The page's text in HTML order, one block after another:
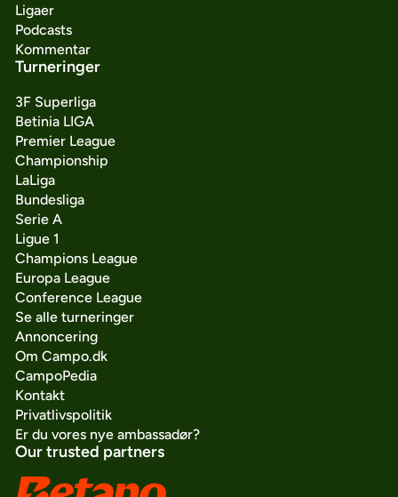
Ligaer
Podcasts
Kommentar
Turneringer
3F Superliga
Betinia LIGA
Premier League
Championship
LaLiga
Bundesliga
Serie A
Ligue 1
Champions League
Europa League
Conference League
Se alle turneringer
Annoncering
Om Campo.dk
CampoPedia
Kontakt
Privatlivspolitik
Er du vores nye ambassadør?
Our trusted partners